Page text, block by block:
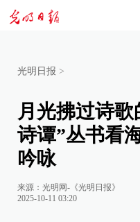
光明日报 >
月光拂过诗
诗谭”丛书看
吟咏
来源： 光明网-《光明日报》
2025-10-11 03:20